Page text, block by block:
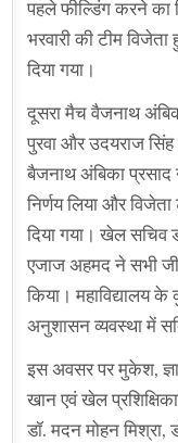
पहले फील्डिंग करने का
भरवारी की टीम
दिया गया।
दूसरा मैच वैजनाथ
पुरवा और उदयराज
बैजनाथ अंबिका
निर्णय लिया और
दिया गया। खेल सचिव
एजाज अहमद ने सभी
किया। महाविद्यालय
अनुशासन व्यवस्था में
इस अवसर पर मुकेश,
खान एवं खेल
डॉ. मदन मोहन मिश्रा,